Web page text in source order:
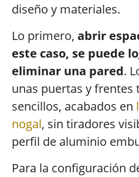
diseño y materiales.
Lo primero, abrir
este caso, se puede
eliminar una pared.
unas puertas y frentes
sencillos, acabados en
nogal, sin tiradores
perfil de aluminio
Para la configuración